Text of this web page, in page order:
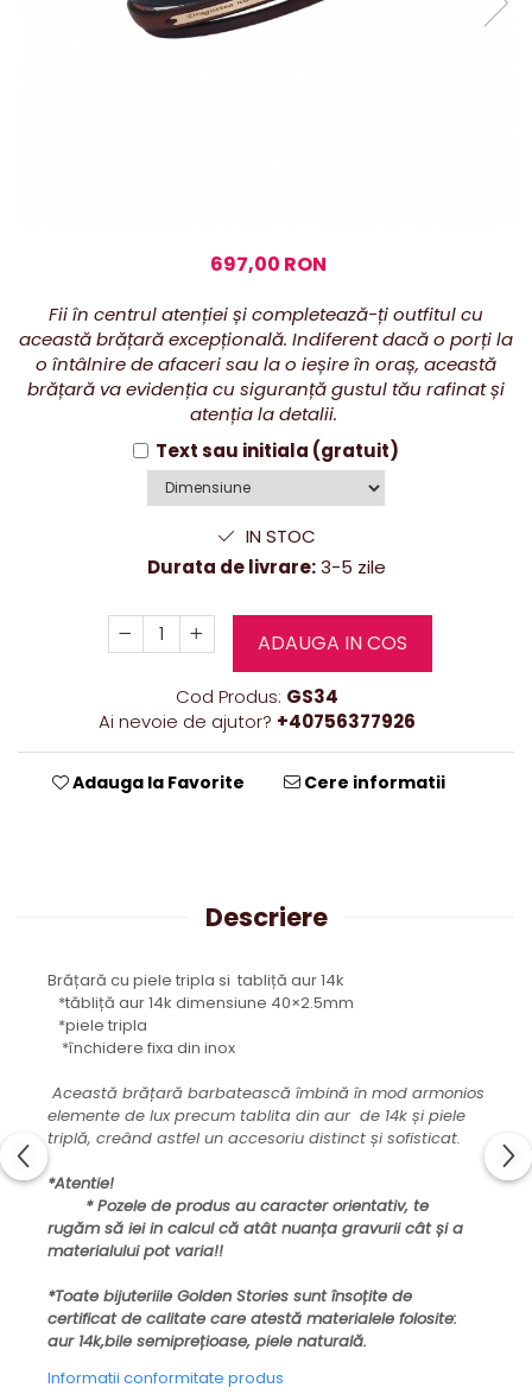
697,00 RON
Fii în centrul atenției și completează-ți outfitul cu
această brățară excepțională. Indiferent dacă o porți la
o întâlnire de afaceri sau la o ieșire în oraș, această
brățară va evidenția cu siguranță gustul tău rafinat și
atenția la detalii.
Text sau initiala (gratuit)
IN STOC
Durata de livrare:3-5 zile
ADAUGA IN COS
Cod Produs: GS34
Ai nevoie de ajutor? +40756377926
Adauga la Favorite Cere informatii
Descriere
Brățară cu piele tripla si tabliță aur 14k
*tăbliță aur 14k dimensiune 40×2.5mm
*piele tripla
*închidere fixa din inox
Această brățară barbatească îmbină în mod armonios
elemente de lux precum tablita din aur de 14k și piele
triplă, creând astfel un accesoriu distinct și sofisticat.
*Atentie!
* Pozele de produs au caracter orientativ, te
rugăm să iei in calcul că atât nuanța gravurii cât și a
materialului pot varia!!
*Toate bijuteriile Golden Stories sunt însoțite de
certificat de calitate care atestă materialele folosite:
aur 14k,bile semiprețioase, piele naturală.
Informatii conformitate produs